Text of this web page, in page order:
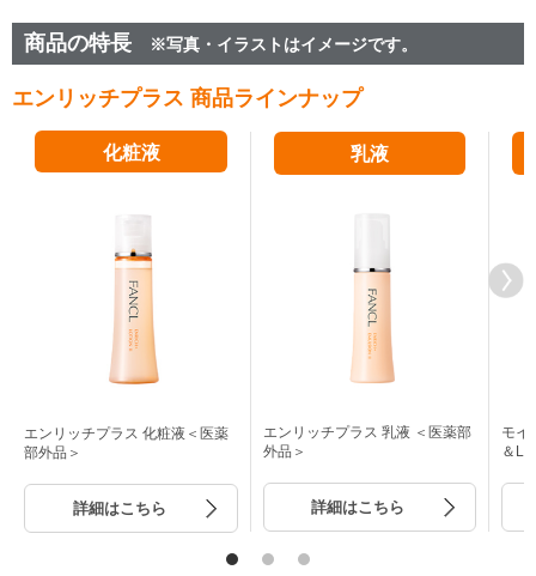
商品の特長 ※写真・イラストはイメージです。
エンリッチプラス 商品ラインナップ
化粧液
エンリッチプラス 化粧液＜医薬
部外品＞
詳細はこちら
乳液
エンリッチプラス 乳液 ＜医薬部
外品＞
詳細はこちら
モイ
＆L